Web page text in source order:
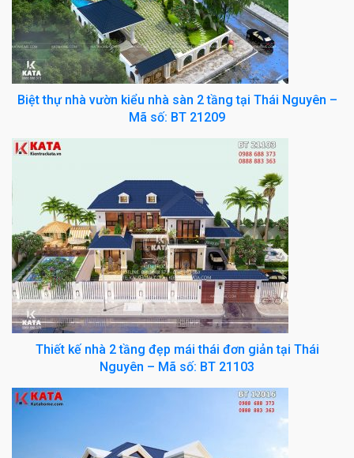
Biệt thự nhà vườn kiểu nhà sàn 2 tầng tại Thái Nguyên –
Mã số: BT 21209
Thiết kế nhà 2 tầng đẹp mái thái đơn giản tại Thái
Nguyên – Mã số: BT 21103